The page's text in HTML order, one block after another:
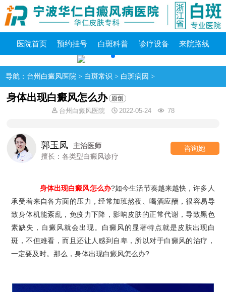
医院首页 预约挂号 白斑科普 诊疗设备 来院路线
导航： 台州白癜风医院 > 白斑常识 > 白斑病因 >
身体出现白癜风怎么办
台州白癜风医院 2022-05-24 78
郭玉凤
主治医师
擅长：各类型白癜风诊疗
咨询她
身体出现白癜风怎么办?如今生活节奏越来越快，许多人
承受着来自各方面的压力，经常加班熬夜、喝酒应酬，很容易导
致身体机能紊乱，免疫力下降，影响皮肤的正常代谢，导致黑色
素缺失，白癜风就会出现。白癜风的显著特点就是皮肤出现白
斑，不但难看，而且还让人感到自卑，所以对于白癜风的治疗，
一定要及时。那么，身体出现白癜风怎么办?